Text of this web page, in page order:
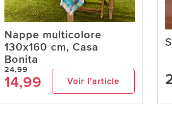
Nappe multicolore
130x160 cm, Casa
Bonita
24,99
14,99 Voir l’article